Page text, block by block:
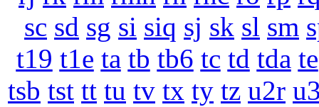
sc sd sg si siq sj sk sl sm
t19 t1e ta tb tb6 tc td tda te
tsb tst tt tu tv tx ty tz u2r